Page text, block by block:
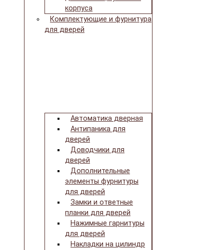
корпуса
Комплектующие и фурнитура
для дверей
Автоматика дверная
Антипаника для
дверей
Доводчики для
дверей
Дополнительные
элементы фурнитуры
для дверей
Замки и ответные
планки для дверей
Нажимные гарнитуры
для дверей
Накладки на цилиндр